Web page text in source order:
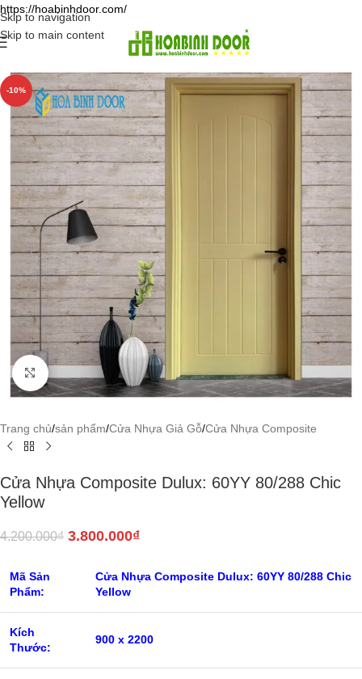
https://hoabinhdoor.com/
Skip to navigation
Skip to main content
-10%
Click to enlarge
Trang chủ/sản phẩm/Cửa Nhựa Giả Gỗ/Cửa Nhựa Composite
Cửa Nhựa Composite Dulux: 60YY 80/288 Chic
Yellow
4.200.000₫ 3.800.000₫
Mã Sản
Phẩm:
Cửa Nhựa Composite Dulux: 60YY 80/288 Chic
Yellow
Kích
Thước:
900 x 2200